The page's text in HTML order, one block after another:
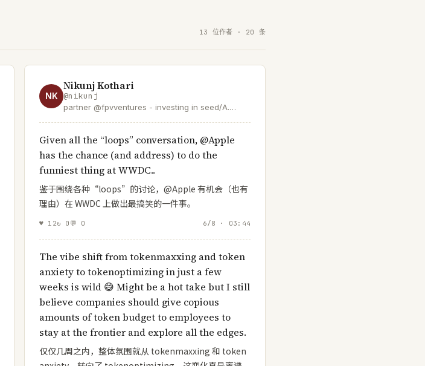
13 位作者 · 20 条
NK
Nikunj Kothari
@nikunj
partner @fpvventures - investing in seed/A.
👧
Given all the “loops” conversation, @Apple
has the chance (and address) to do the
funniest thing at WWDC..
鉴于围绕各种“loops”的讨论，@Apple 有机会（也有
理由）在 WWDC 上做出最搞笑的一件事。
♥ 12↻ 0 💬 0 6/8 · 03:44
The vibe shift from tokenmaxxing and token
anxiety to tokenoptimizing in just a few
weeks is wild 😅 Might be a hot take but I still
believe companies should give copious
amounts of token budget to employees to
stay at the frontier and explore all the edges.
仅仅几周之内，整体氛围就从 tokenmaxxing 和 token